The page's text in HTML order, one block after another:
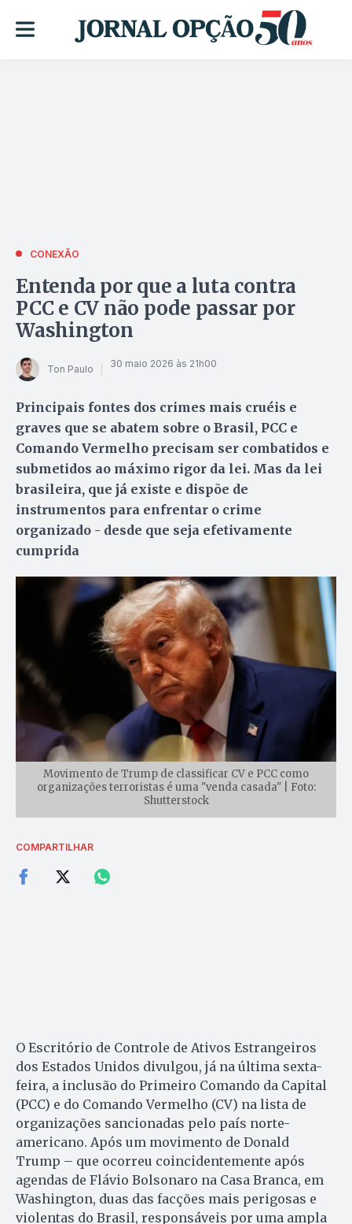
CONEXÃO
Entenda por que a luta contra
PCC e CV não pode passar por
Washington
Ton Paulo 30 maio 2026 às 21h00
Principais fontes dos crimes mais cruéis e
graves que se abatem sobre o Brasil, PCC e
Comando Vermelho precisam ser combatidos e
submetidos ao máximo rigor da lei. Mas da lei
brasileira, que já existe e dispõe de
instrumentos para enfrentar o crime
organizado - desde que seja efetivamente
cumprida
Movimento de Trump de classificar CV e PCC como
organizações terroristas é uma "venda casada" | Foto:
Shutterstock
COMPARTILHAR
O Escritório de Controle de Ativos Estrangeiros
dos Estados Unidos divulgou, já na última sexta-
feira, a inclusão do Primeiro Comando da Capital
(PCC) e do Comando Vermelho (CV) na lista de
organizações sancionadas pelo país norte-
americano. Após um movimento de Donald
Trump – que ocorreu coincidentemente após
agendas de Flávio Bolsonaro na Casa Branca, em
Washington, duas das facções mais perigosas e
violentas do Brasil, responsáveis por uma ampla